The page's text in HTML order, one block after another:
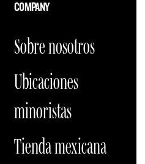
COMPANY
Sobre nosotros
Ubicaciones
minoristas
Tienda mexicana